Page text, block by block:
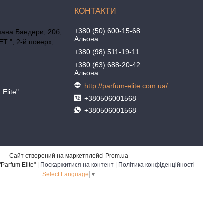
Бандери, 20б,
", 2-й поверх,
Elite"
+380 (50) 600-15-68
Альона
+380 (98) 511-19-11
+380 (63) 688-20-42
Альона
http://parfum-elite.com.ua/
+380506001568
+380506001568
Сайт створений на маркетплейсі Prom.ua
Интернет-Магазин "Parfum Elite" | Поскаржитися на контент | Політика конфіденційності
Select Language ▼